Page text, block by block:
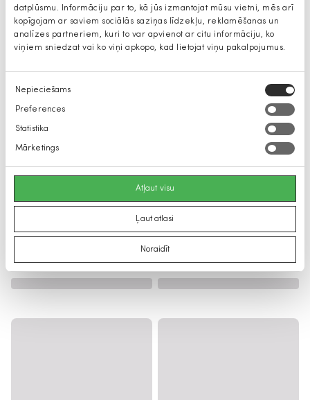
datplūsmu. Informāciju par to, kā jūs izmantojat mūsu vietni, mēs arī
kopīgojam ar saviem sociālās saziņas līdzekļu, reklamēšanas un
analīzes partneriem, kuri to var apvienot ar citu informāciju, ko
viņiem sniedzat vai ko viņi apkopo, kad lietojat viņu pakalpojumus.
Piekrišanas
izvēle
Nepieciešams
Preferences
Statistika
Mārketings
Atļaut visu
Ļaut atlasi
Noraidīt
Pennyblack sievietēm